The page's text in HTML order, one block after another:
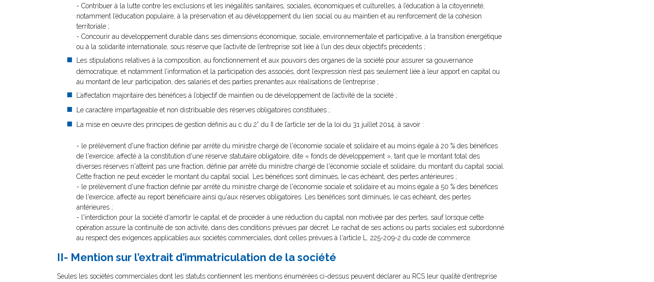
- Contribuer à la lutte contre les exclusions et les inégalités sanitaires, sociales, économiques et culturelles, à l’éducation à la citoyenneté,
notamment l’éducation populaire, à la préservation et au développement du lien social ou au maintien et au renforcement de la cohésion
territoriale ;
- Concourir au développement durable dans ses dimensions économique, sociale, environnementale et participative, à la transition énergétique
ou à la solidarité internationale, sous réserve que l’activité de l’entreprise soit liée à l’un des deux objectifs précédents ;
Les stipulations relatives à la composition, au fonctionnement et aux pouvoirs des organes de la société pour assurer sa gouvernance
démocratique, et notamment l’information et la participation des associés, dont l’expression n’est pas seulement liée à leur apport en capital ou
au montant de leur participation, des salariés et des parties prenantes aux réalisations de l’entreprise ;
L’affectation majoritaire des bénéfices à l’objectif de maintien ou de développement de l’activité de la société ;
Le caractère impartageable et non distribuable des réserves obligatoires constituées ;
La mise en oeuvre des principes de gestion définis au c du 2° du II de l’article 1er de la loi du 31 juillet 2014, à savoir :
- le prélèvement d'une fraction définie par arrêté du ministre chargé de l'économie sociale et solidaire et au moins égale à 20 % des bénéfices
de l'exercice, affecté à la constitution d'une réserve statutaire obligatoire, dite « fonds de développement », tant que le montant total des
diverses réserves n'atteint pas une fraction, définie par arrêté du ministre chargé de l'économie sociale et solidaire, du montant du capital social.
Cette fraction ne peut excéder le montant du capital social. Les bénéfices sont diminués, le cas échéant, des pertes antérieures ;
- le prélèvement d'une fraction définie par arrêté du ministre chargé de l'économie sociale et solidaire et au moins égale à 50 % des bénéfices
de l'exercice, affecté au report bénéficiaire ainsi qu'aux réserves obligatoires. Les bénéfices sont diminués, le cas échéant, des pertes
antérieures ;
- l'interdiction pour la société d'amortir le capital et de procéder à une réduction du capital non motivée par des pertes, sauf lorsque cette
opération assure la continuité de son activité, dans des conditions prévues par décret. Le rachat de ses actions ou parts sociales est subordonné
au respect des exigences applicables aux sociétés commerciales, dont celles prévues à l'article L. 225-209-2 du code de commerce.
II- Mention sur l’extrait d’immatriculation de la société
Seules les sociétés commerciales dont les statuts contiennent les mentions énumérées ci-dessus peuvent déclarer au RCS leur qualité d’entreprise